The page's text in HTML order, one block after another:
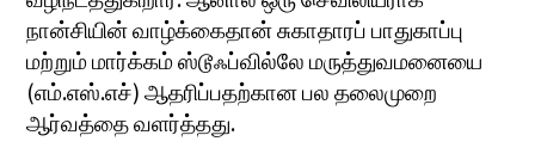
நான்சியின் வாழ்க்கைதான் சுகாதாரப் பாதுகாப்பு
மற்றும் மார்க்கம் ஸ்டூஃப்வில்லே மருத்துவமனையை
(எம்.எஸ்.எச்) ஆதரிப்பதற்கான பல தலைமுறை
ஆர்வத்தை வளர்த்தது.